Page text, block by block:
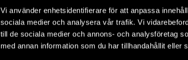
Vi använder enhetsidentifierare för att anpassa
sociala medier och analysera vår trafik. Vi
till de sociala medier och annons- och analysföretag
med annan information som du har tillhandahållit